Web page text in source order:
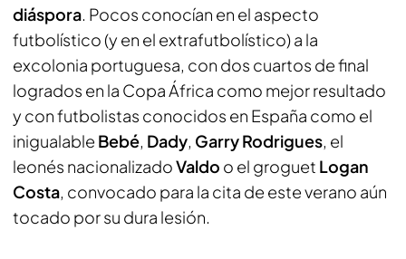
diáspora. Pocos conocían en el aspecto
futbolístico (y en el extrafutbolístico) a la
excolonia portuguesa, con dos cuartos de final
logrados en la Copa África como mejor resultado
y con futbolistas conocidos en España como el
inigualable Bebé, Dady, Garry Rodrigues, el
leonés nacionalizadoValdo o el groguet Logan
Costa, convocado para la cita de este verano aún
tocado por su dura lesión.